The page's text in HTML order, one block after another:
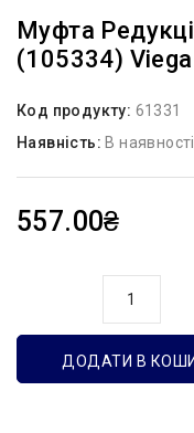
Муфта
(105334) Viega
Код продукту: 61331
Наявність: В наявності
557.00₴
ДОДАТИ В